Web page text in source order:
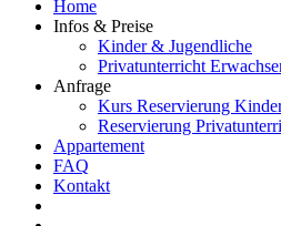
Home
Infos & Preise
Kinder & Jugendliche
Privatunterricht
Anfrage
Kurs Reservierung
Reservierung
Appartement
FAQ
Kontakt